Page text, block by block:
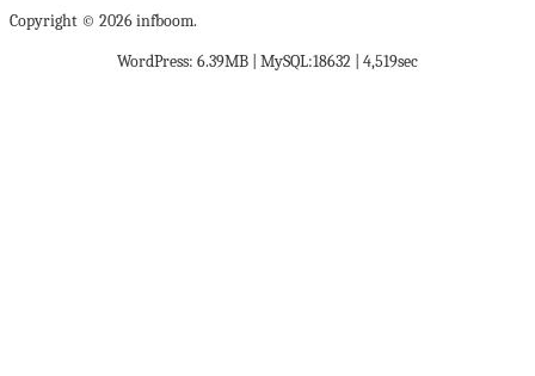
Copyright © 2026 infboom.
WordPress: 6.39MB | MySQL:18632 | 4,519sec